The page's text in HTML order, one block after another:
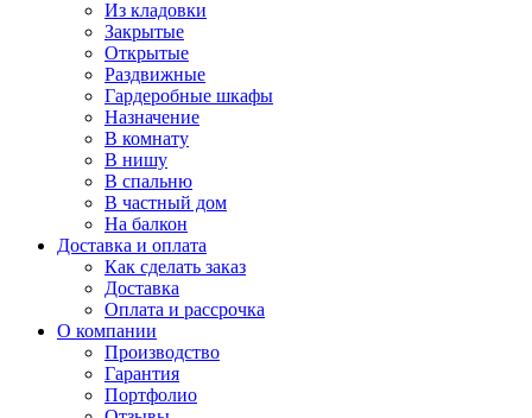
Из кладовки
Закрытые
Открытые
Раздвижные
Гардеробные шкафы
Назначение
В комнату
В нишу
В спальню
В частный дом
На балкон
Доставка и оплата
Как сделать заказ
Доставка
Оплата и рассрочка
О компании
Производство
Гарантия
Портфолио